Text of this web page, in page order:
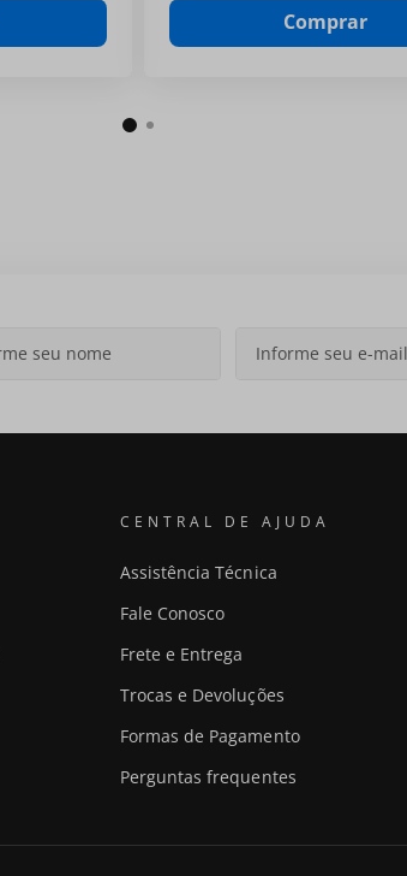
Comprar
CENTRAL DE AJUDA
Assistência Técnica
Fale Conosco
Frete e Entrega
Trocas e Devoluções
Formas de Pagamento
Perguntas frequentes